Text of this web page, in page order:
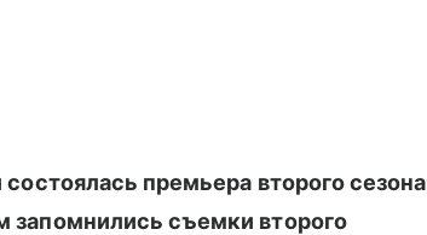
премьера второго сезона
запомнились съемки второго